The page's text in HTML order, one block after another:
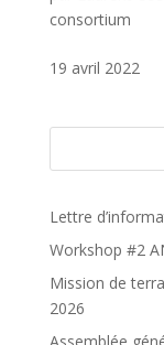
consortium
19 avril 2022
Lettre
Workshop #2
Mission de
2026